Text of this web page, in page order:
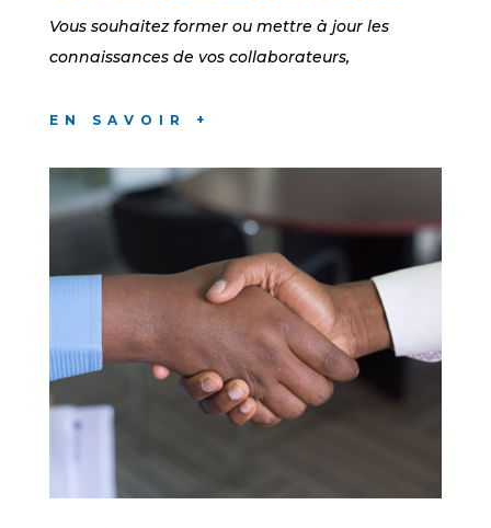
Vous souhaitez former ou mettre à jour les
connaissances de vos collaborateurs,
EN SAVOIR +